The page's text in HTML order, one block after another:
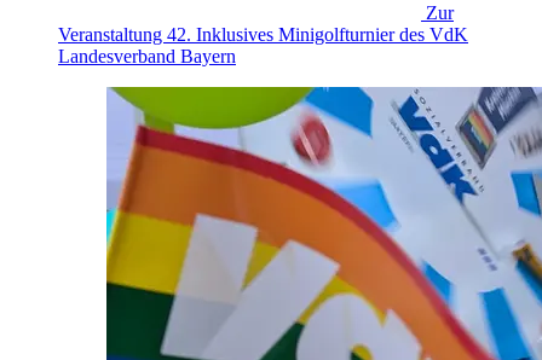
Zur
Veranstaltung 42. Inklusives Minigolfturnier des VdK
Landesverband Bayern